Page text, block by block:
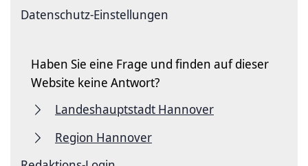
Datenschutz-Einstellungen
Haben Sie eine Frage und finden auf dieser
Website keine Antwort?
Landeshauptstadt Hannover
Region Hannover